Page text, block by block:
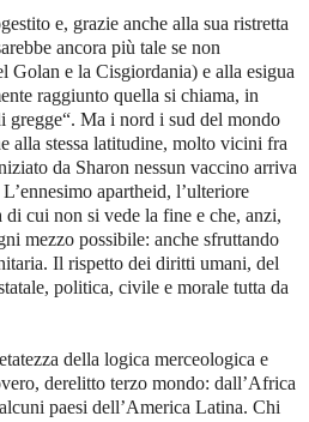
e, grazie anche alla sua ristretta
ancora più tale se non
Golan e la Cisgiordania) e alla esigua
raggiunto quella si chiama, in
gregge“. Ma i nord i sud del mondo
alla stessa latitudine, molto vicini fra
da Sharon nessun vaccino arriva
apartheid, l’ulteriore
cui non si vede la fine e che, anzi,
mezzo possibile: anche sfruttando
Il rispetto dei diritti umani, del
politica, civile e morale tutta da
della logica merceologica e
derelitto terzo mondo: dall’Africa
paesi dell’America Latina. Chi